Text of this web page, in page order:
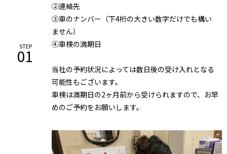
STEP
01
②連絡先
③車のナンバー（下4桁の大きい数字だけでも構い
ません）
④車検の満期日
当社の予約状況によっては数日後の受け入れとなる
可能性もございます。
車検は満期日の2ヶ月前から受けられますので、お早
めのご予約をお願いします。